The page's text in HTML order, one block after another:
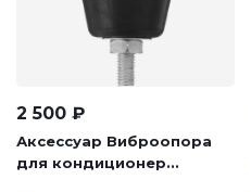
2 500 ₽
Аксессуар Виброопора
для кондиционер...